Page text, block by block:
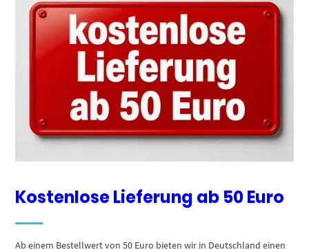
Kostenlose Lieferung ab 50 Euro
Ab einem Bestellwert von 50 Euro bieten wir in Deutschland einen